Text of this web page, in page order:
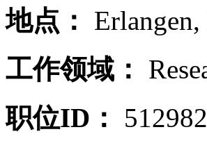
地点： Erlangen,
工作领域：
职位ID： 512982